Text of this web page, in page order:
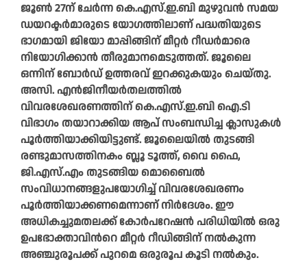
ജൂൺ 27ന് ചേർന്ന കെ.എസ്.ഇ.ബി മുഴുവൻ സമയ
ഡയറക്ടർമാരുടെ യോഗത്തിലാണ് പദ്ധതിയുടെ
ഭാഗമായി ജിയോ മാപ്പിങ്ങിന് മീറ്റർ റീഡർമാരെ
നിയോഗിക്കാൻ തീരുമാനമെടുത്തത്. ജൂലൈ
ഒന്നിന് ബോർഡ് ഉത്തരവ് ഇറക്കുകയും ചെയ്തു.
അസി. എൻജിനീയർതലത്തിൽ
വിവരശേഖരണത്തിന് കെ.എസ്.ഇ.ബി ഐ.ടി
വിഭാഗം തയാറാക്കിയ ആപ് സംബന്ധിച്ച ക്ലാസുകൾ
പൂർത്തിയാക്കിയിട്ടുണ്ട്. ജൂലൈയിൽ തുടങ്ങി
രണ്ടുമാസത്തിനകം ബ്ലൂ ടൂത്ത്, വൈ ഫൈ,
ജി.എസ്.എം തുടങ്ങിയ മൊബൈൽ
സംവിധാനങ്ങളുപയോഗിച്ച് വിവരശേഖരണം
പൂർത്തിയാക്കണമെന്നാണ് നിർദേശം. ഈ
അധികച്ചുമതലക്ക് കോർപറേഷൻ പരിധിയിൽ ഒരു
ഉപഭോക്താവിന്‍റെ മീറ്റർ റീഡിങ്ങിന് നൽകുന്ന
അഞ്ചുരൂപക്ക് പുറമെ ഒരുരൂപ കൂടി നൽകും.